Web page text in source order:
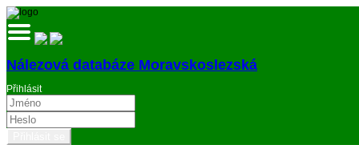
Nálezová databáze Moravskoslezská
Přihlásit